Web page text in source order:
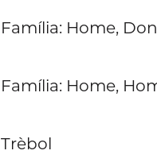
Família: Home,
Família: Home,
Trèbol